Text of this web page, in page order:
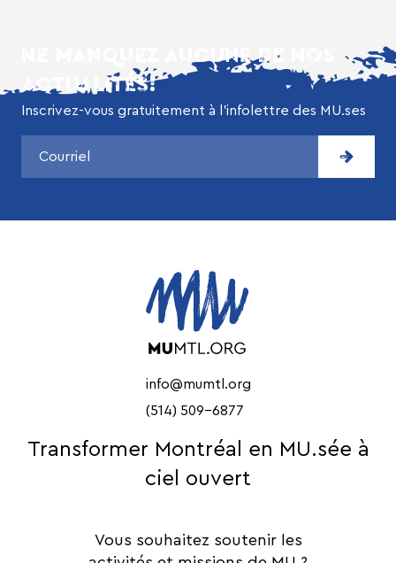
NE MANQUEZ AUCUNE DE NOS
ACTUALITÉS!
Inscrivez-vous gratuitement à l’infolettre des MU.ses
info@mumtl.org
(514) 509-6877
Transformer Montréal en MU.sée à
ciel ouvert
Vous souhaitez soutenir les